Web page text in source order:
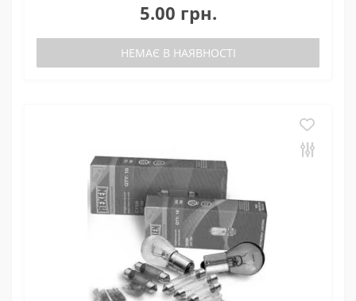
5.00 грн.
НЕМАЄ В НАЯВНОСТІ